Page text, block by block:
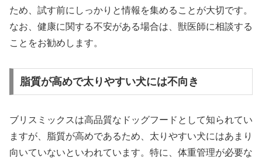
ため、試す前にしっかりと情報を集めることが大切です。
なお、健康に関する不安がある場合は、獣医師に相談する
ことをお勧めします。
脂質が高めで太りやすい犬には不向き
ブリスミックスは高品質なドッグフードとして知られてい
ますが、脂質が高めであるため、太りやすい犬にはあまり
向いていないといわれています。特に、体重管理が必要な